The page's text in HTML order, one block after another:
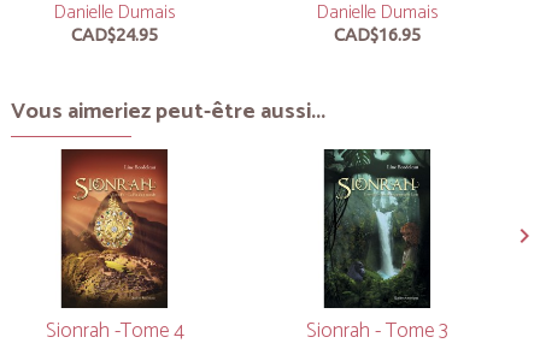
Danielle Dumais
CAD$24.95
Danielle Dumais
CAD$16.95
Vous aimeriez peut-être aussi...
Sionrah -Tome 4 Sionrah - Tome 3